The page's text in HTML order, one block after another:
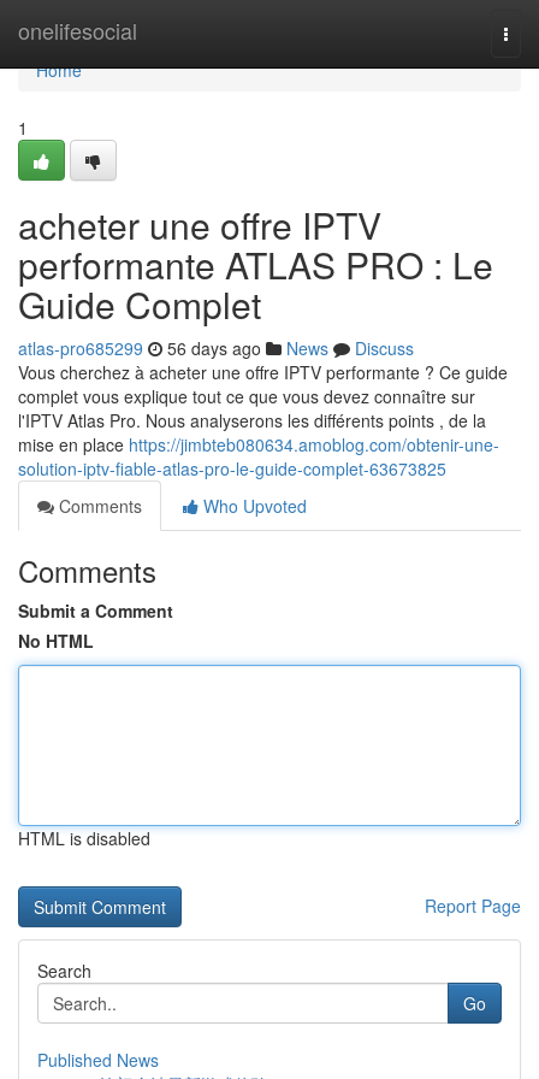
onelifesocial
Home
Home
1
acheter une offre IPTV
performante ATLAS PRO : Le
Guide Complet
atlas-pro685299 56 days ago News
Discuss
Vous cherchez à acheter une offre IPTV performante ? Ce guide
complet vous explique tout ce que vous devez connaître sur
l'IPTV Atlas Pro. Nous analyserons les différents points , de la
mise en place https://jimbteb080634.amoblog.com/obtenir-une-
solution-iptv-fiable-atlas-pro-le-guide-complet-63673825
Comments
Who Upvoted
Comments
Submit a Comment
No HTML
HTML is disabled
Report Page
Search
Go
Published News